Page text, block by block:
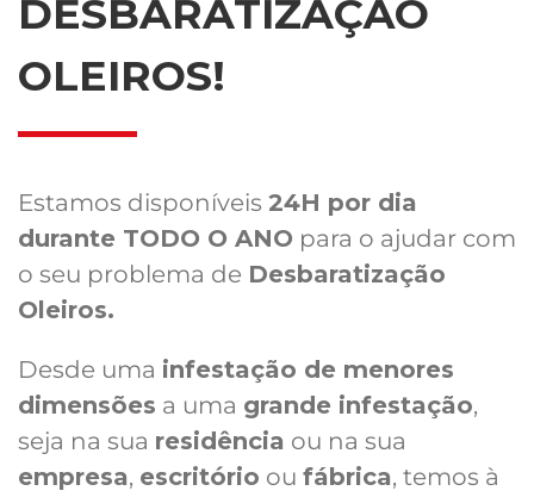
DESBARATIZAÇÃO
OLEIROS!
Estamos disponíveis 24H por dia
durante TODO O ANO para o ajudar com
o seu problema de Desbaratização
Oleiros.
Desde uma infestação de menores
dimensões a uma grande infestação,
seja na sua residência ou na sua
empresa, escritório ou fábrica, temos à